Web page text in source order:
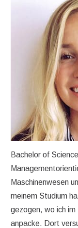
Bachelor of
Maschinenwesen
meinem Studium
gezogen, wo ich
anpacke. Dort